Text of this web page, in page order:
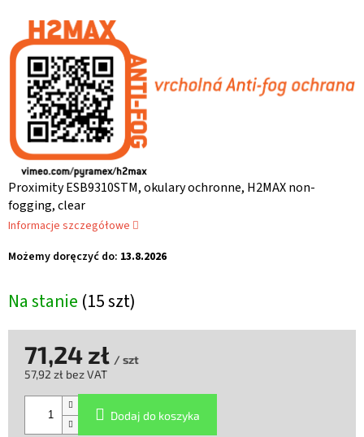
Na stanie (15 szt)
Możemy doręczyć do: 13.8.2026
Proximity ESB9310STM, okulary ochronne, H2MAX non-
fogging, clear
Informacje szczegółowe
71,24 zł / szt
57,92 zł bez VAT
jednostkowa:
Dodaj do koszyka